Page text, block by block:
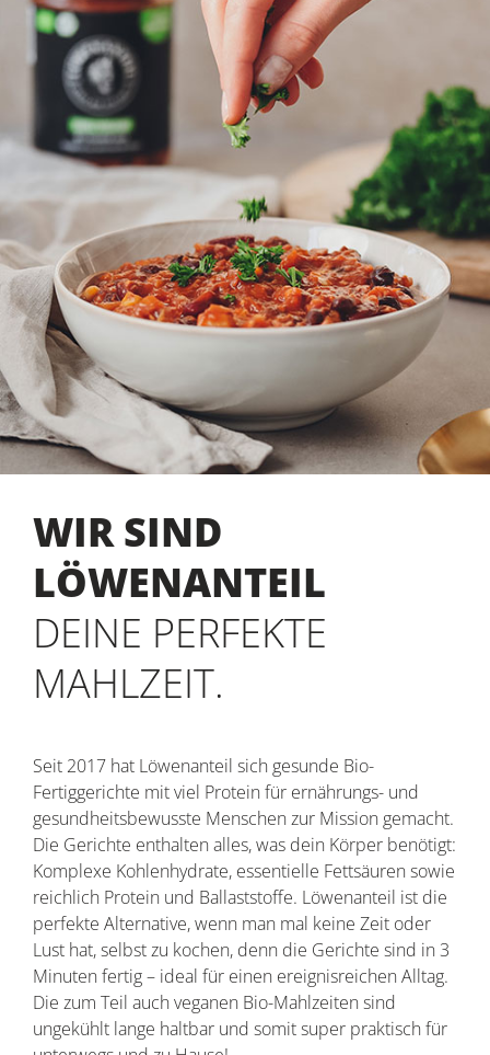
WIR SIND
LÖWENANTEIL
DEINE PERFEKTE
MAHLZEIT.
Seit 2017 hat Löwenanteil sich gesunde Bio-
Fertiggerichte mit viel Protein für ernährungs- und
gesundheitsbewusste Menschen zur Mission gemacht.
Die Gerichte enthalten alles, was dein Körper benötigt:
Komplexe Kohlenhydrate, essentielle Fettsäuren sowie
reichlich Protein und Ballaststoffe. Löwenanteil ist die
perfekte Alternative, wenn man mal keine Zeit oder
Lust hat, selbst zu kochen, denn die Gerichte sind in 3
Minuten fertig – ideal für einen ereignisreichen Alltag.
Die zum Teil auch veganen Bio-Mahlzeiten sind
ungekühlt lange haltbar und somit super praktisch für